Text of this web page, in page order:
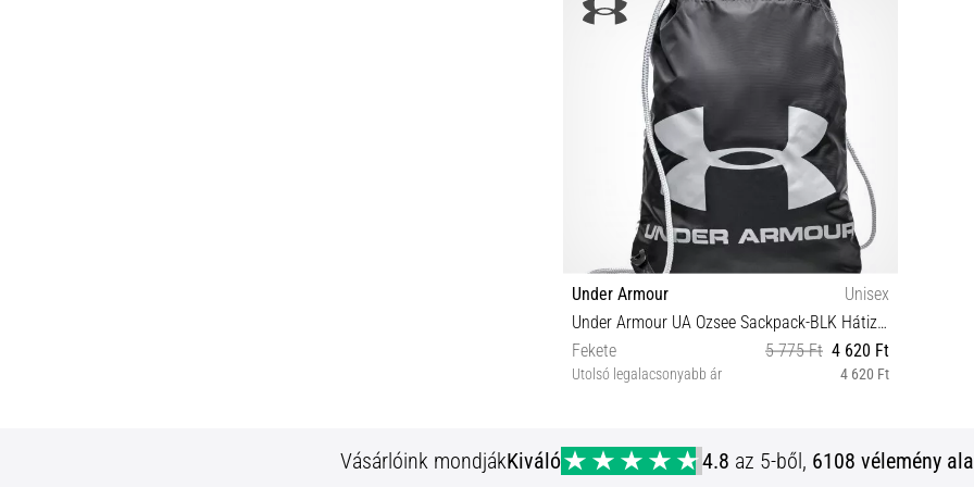
Under Armour
Unisex
Under Armour UA Ozsee Sackpack-BLK Hátizsák
Fekete
5 775 Ft 4 620 Ft
Utolsó legalacsonyabb ár 4 620 Ft
Vásárlóink mondjákKiváló 4.8 az 5-ből, 6108 vélemény